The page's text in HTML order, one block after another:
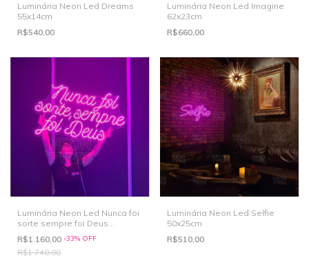
Luminária Neon Led Dreams
55x14cm
R$540,00
Luminária Neon Led Imagine
62x23cm
R$660,00
Luminária Neon Led Nunca foi
sorte sempre foi Deus
95x62cm
R$1.160,00 -33% OFF
R$1.740,00
Luminária Neon Led Selfie
50x25cm
R$510,00